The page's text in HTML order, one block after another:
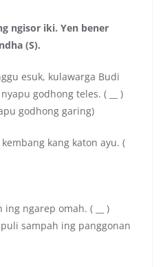
ngisor iki. Yen bener
(S).
esuk, kulawarga Budi
godhong teles. ( __ )
godhong garing)
kang katon ayu. (
ngarep omah. ( __ )
sampah ing panggonan